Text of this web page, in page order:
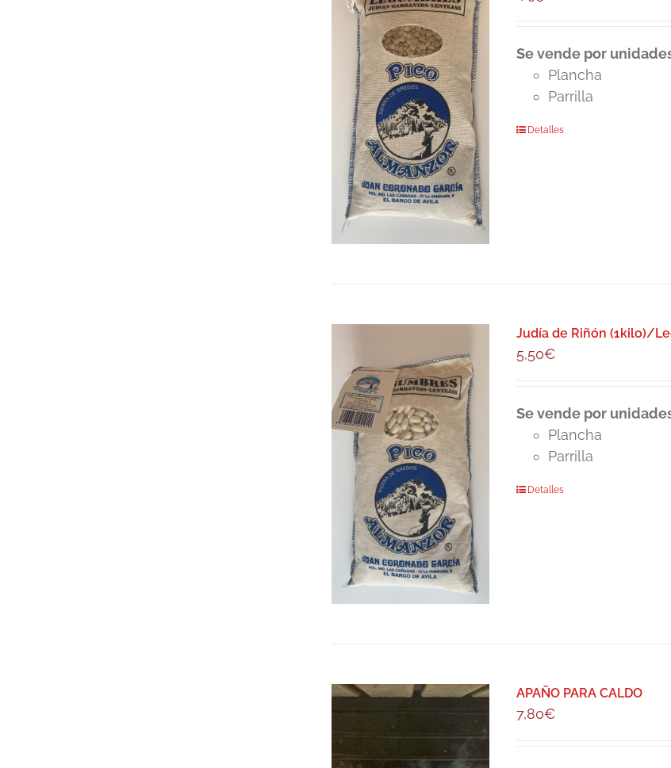
Se vende por
Plancha
Parrilla
Detalles
Judía de Riñón (1kilo)/
5,50€
Se vende por
Plancha
Parrilla
Detalles
APAÑO PARA CALDO
7,80€